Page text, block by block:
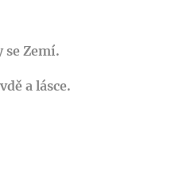
se Zemí.
a lásce.